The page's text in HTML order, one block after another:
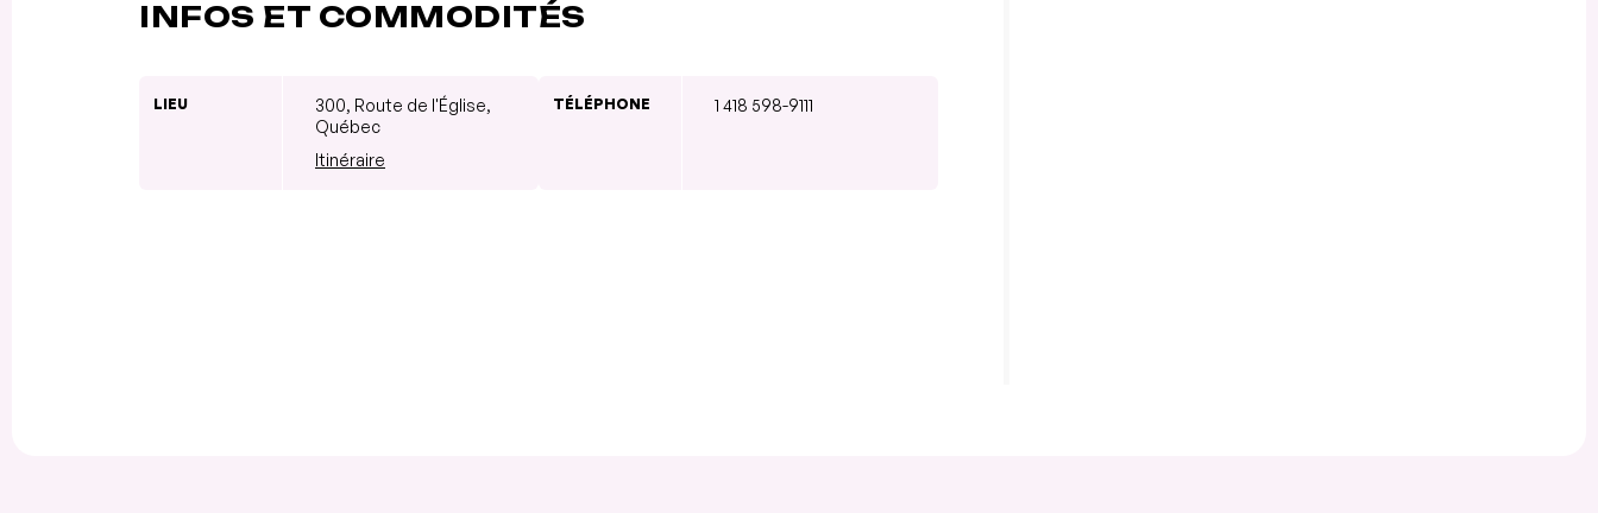
INFOS ET COMMODITÉS
LIEU
300, Route de l'Église,
Québec
Itinéraire
TÉLÉPHONE 1 418 598-9111